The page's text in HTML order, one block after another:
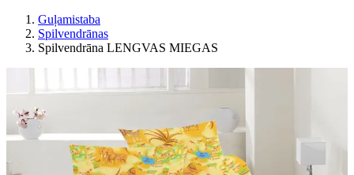
Guļamistaba
Spilvendrānas
Spilvendrāna LENGVAS MIEGAS